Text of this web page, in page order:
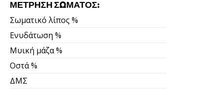
ΜΈΤΡΗΣΗ ΣΏΜΑΤΟΣ:
Σωματικό λίπος %
Ενυδάτωση %
Μυική μάζα %
Οστά %
ΔΜΣ